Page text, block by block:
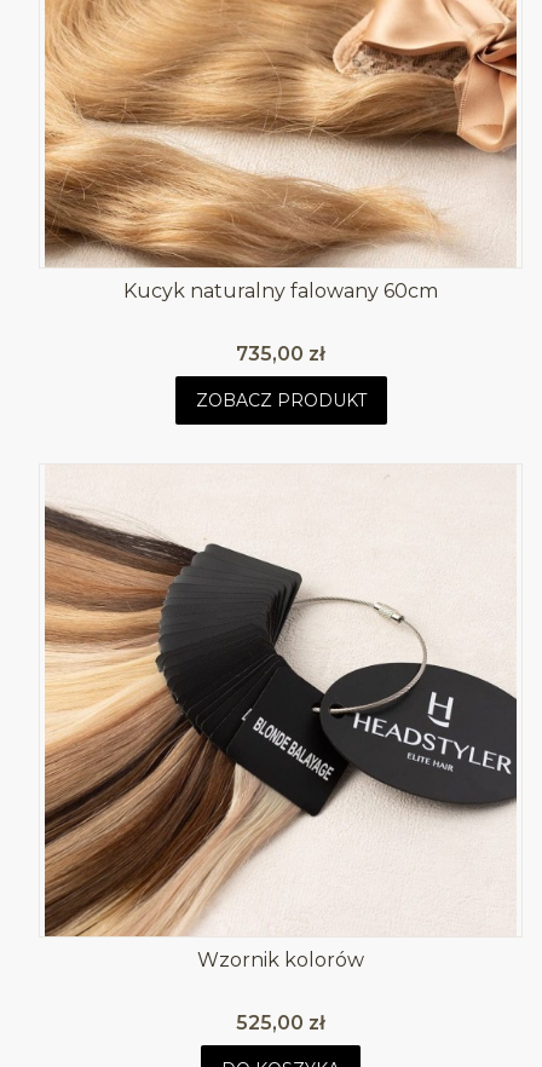
Kucyk naturalny falowany 60cm
Cena
735,00 zł
ZOBACZ PRODUKT
Wzornik kolorów
Cena
525,00 zł